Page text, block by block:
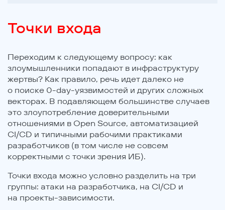
Точки входа
Переходим к следующему вопросу: как
злоумышленники попадают в инфраструктуру
жертвы? Как правило, речь идет далеко не
о поиске 0-day-уязвимостей и других сложных
векторах. В подавляющем большинстве случаев
это злоупотребление доверительными
отношениями в Open Source, автоматизацией
CI/CD и типичными рабочими практиками
разработчиков (в том числе не совсем
корректными с точки зрения ИБ).
Точки входа можно условно разделить на три
группы: атаки на разработчика, на CI/CD и
на проекты-зависимости.